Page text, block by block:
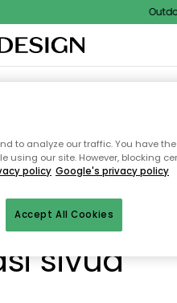
SÄILYTYSULKOKALUSTEET
sivua
to analyze our traffic. You have
using our site. However, blocking
policy Google's privacy policy
Accept All Cookies